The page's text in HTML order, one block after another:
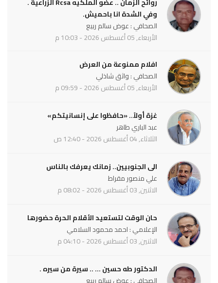
روائح الزمان .. عضو الملكيه Rcsa الزراعية .
وفي الشدة انا باحميش.
الصحافي : عوض سالم ربيع
الأربعاء, 05 أغسطس 2026 - 10:03 م
افلام ممنوعة من العرض
الصحافي : واثق شاذلي
الأربعاء, 05 أغسطس 2026 - 09:59 م
غزة أولاً.. «حافظوا على إنسانيتكم»
عبد الباري طاهر
الثلاثاء, 04 أغسطس 2026 - 12:40 ص
الى الجنوبيين.. زمانك يعرفك بالناس
علي منصور مقراط
الاثنين, 03 أغسطس 2026 - 08:02 م
حان الوقت لتستعيد الأقلام الحرة حضورها
الإعلامي : احمد محمود السلامي
الاثنين, 03 أغسطس 2026 - 04:10 م
الدكتور طه حسين ... .. سيرة من سيره .